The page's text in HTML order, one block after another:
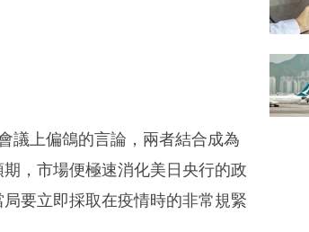
議上偏鴿的言論，兩者結合成為
，市場便極速消化美日央行的政
要立即採取在疫情時的非常規緊